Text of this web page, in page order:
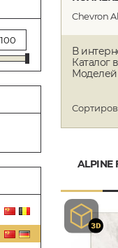
Chevron
В
Каталог
Моделей
ALPINE